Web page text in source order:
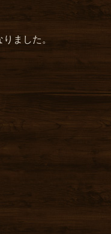
ました。